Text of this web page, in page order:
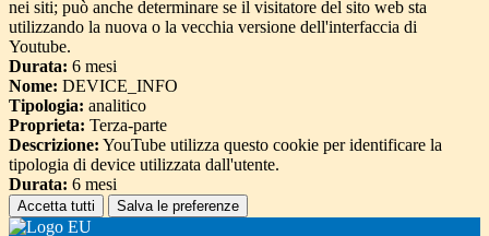
nei siti; può anche determinare se il visitatore del sito web sta
utilizzando la nuova o la vecchia versione dell'interfaccia di
Youtube.
Durata: 6 mesi
Nome: DEVICE_INFO
Tipologia: analitico
Proprieta: Terza-parte
Descrizione: YouTube utilizza questo cookie per identificare la
tipologia di device utilizzata dall'utente.
Durata: 6 mesi
Accetta tutti Salva le preferenze